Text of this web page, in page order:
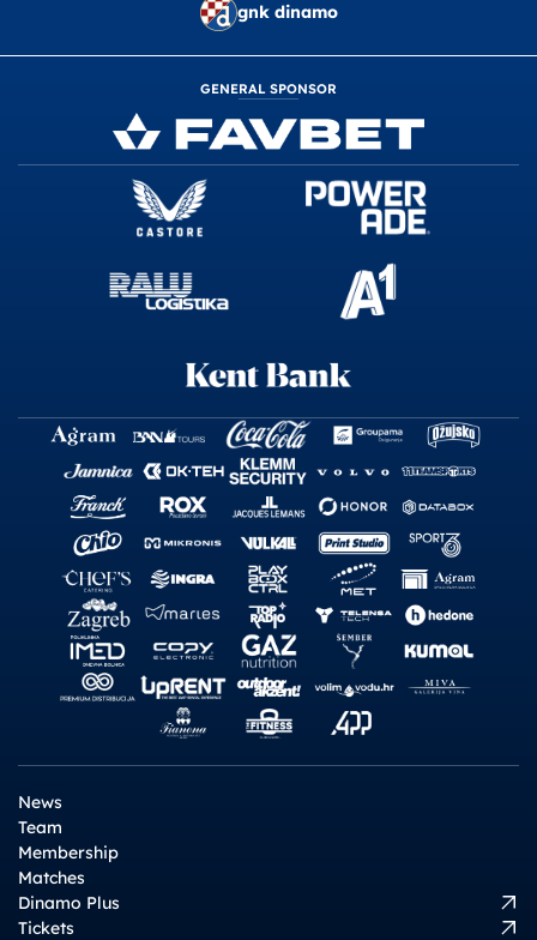
gnk dinamo
GENERAL SPONSOR
News
Team
Membership
Matches
Dinamo Plus
Tickets